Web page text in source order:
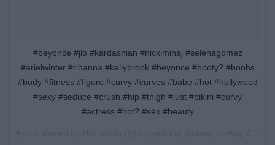
#beyonce #jlo #kardashian #nickiminaj #selenagomez
#arielwinter #rihanna #kellybrook #beyonce #booty? #boobs
#body #fitness #figure #curvy #curves #babe #hot #hollywood
#sexy #seduce #crush #hip #thigh #lust #bikini #curvy
#actress #hot? #sėx #beauty